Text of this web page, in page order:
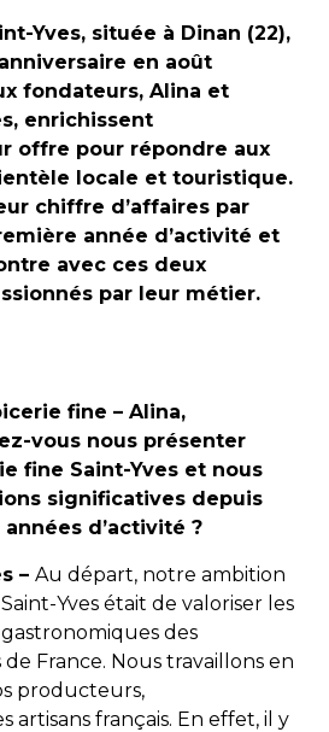
Yves, située à Dinan (22),
anniversaire en août
fondateurs, Alina et
enrichissent
offre pour répondre aux
locale et touristique.
chiffre d’affaires par
année d’activité et
avec ces deux
par leur métier.
fine – Alina,
vous nous présenter
fine Saint-Yves et nous
significatives depuis
d’activité ?
– Au départ, notre ambition
Yves était de valoriser les
des
France. Nous travaillons en
producteurs,
artisans français. En effet, il y